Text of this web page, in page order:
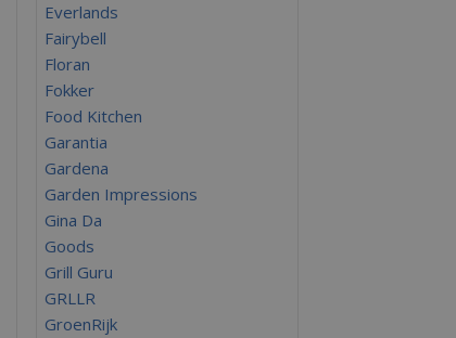
Everlands
Fairybell
Floran
Fokker
Food Kitchen
Garantia
Gardena
Garden Impressions
Gina Da
Goods
Grill Guru
GRLLR
GroenRijk